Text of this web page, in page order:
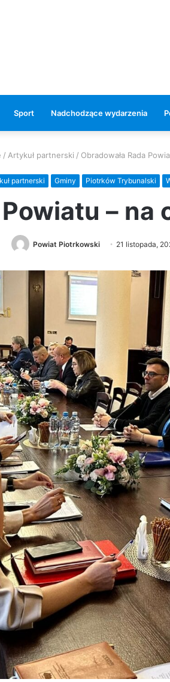
Sport Nadchodzące wydarzenia
/ Artykuł partnerski / Obradowała Rada
partnerski Gminy Piotrków Trybunalski
Powiatu –
Powiat Piotrkowski 21 listopada,